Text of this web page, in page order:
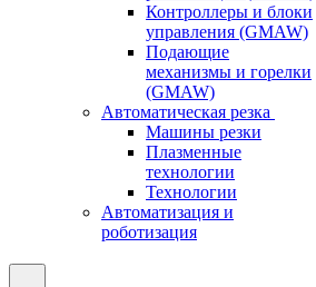
Контроллеры и блоки
управления (GMAW)
Подающие
механизмы и горелки
(GMAW)
Автоматическая резка
Машины резки
Плазменные
технологии
Технологии
Автоматизация и
роботизация